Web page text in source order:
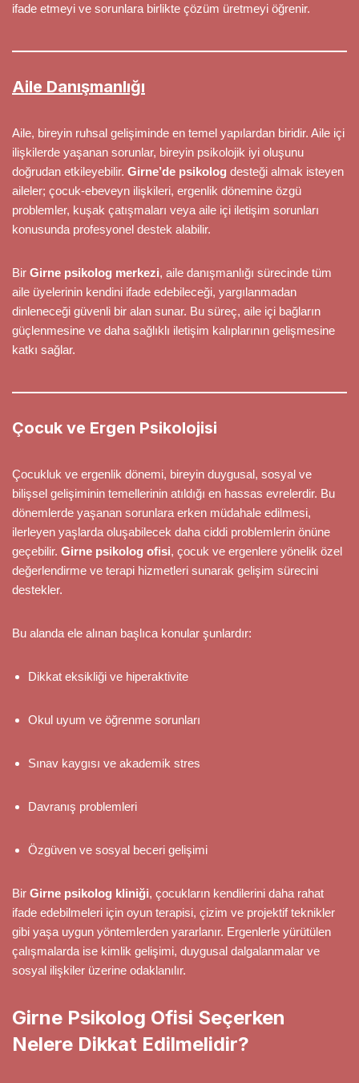
ifade etmeyi ve sorunlara birlikte çözüm üretmeyi öğrenir.
Aile Danışmanlığı
Aile, bireyin ruhsal gelişiminde en temel yapılardan biridir. Aile içi
ilişkilerde yaşanan sorunlar, bireyin psikolojik iyi oluşunu
doğrudan etkileyebilir. Girne’de psikolog desteği almak isteyen
aileler; çocuk-ebeveyn ilişkileri, ergenlik dönemine özgü
problemler, kuşak çatışmaları veya aile içi iletişim sorunları
konusunda profesyonel destek alabilir.
Bir Girne psikolog merkezi, aile danışmanlığı sürecinde tüm
aile üyelerinin kendini ifade edebileceği, yargılanmadan
dinleneceği güvenli bir alan sunar. Bu süreç, aile içi bağların
güçlenmesine ve daha sağlıklı iletişim kalıplarının gelişmesine
katkı sağlar.
Çocuk ve Ergen Psikolojisi
Çocukluk ve ergenlik dönemi, bireyin duygusal, sosyal ve
bilişsel gelişiminin temellerinin atıldığı en hassas evrelerdir. Bu
dönemlerde yaşanan sorunlara erken müdahale edilmesi,
ilerleyen yaşlarda oluşabilecek daha ciddi problemlerin önüne
geçebilir. Girne psikolog ofisi, çocuk ve ergenlere yönelik özel
değerlendirme ve terapi hizmetleri sunarak gelişim sürecini
destekler.
Bu alanda ele alınan başlıca konular şunlardır:
Dikkat eksikliği ve hiperaktivite
Okul uyum ve öğrenme sorunları
Sınav kaygısı ve akademik stres
Davranış problemleri
Özgüven ve sosyal beceri gelişimi
Bir Girne psikolog kliniği, çocukların kendilerini daha rahat
ifade edebilmeleri için oyun terapisi, çizim ve projektif teknikler
gibi yaşa uygun yöntemlerden yararlanır. Ergenlerle yürütülen
çalışmalarda ise kimlik gelişimi, duygusal dalgalanmalar ve
sosyal ilişkiler üzerine odaklanılır.
Girne Psikolog Ofisi Seçerken
Nelere Dikkat Edilmelidir?